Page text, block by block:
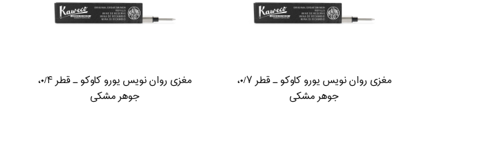
مغزی روان نویس یورو کاوکو ـ قطر ۰/۷،
جوهر مشکی
مغزی روان نویس یورو کاوکو ـ قطر ۰/۴،
جوهر مشکی